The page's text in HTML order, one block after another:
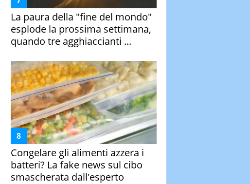
La paura della "fine del mondo"
esplode la prossima settimana,
quando tre agghiaccianti ...
Congelare gli alimenti azzera i
batteri? La fake news sul cibo
smascherata dall'esperto